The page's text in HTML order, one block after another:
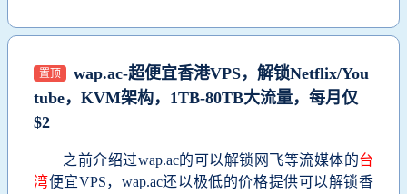
置顶
wap.ac-超便宜香港VPS，解锁Netflix/You
tube，KVM架构，1TB-80TB大流量，每月仅
$2
之前介绍过wap.ac的可以解锁网飞等流媒体的台
湾便宜VPS，wap.ac还以极低的价格提供可以解锁香